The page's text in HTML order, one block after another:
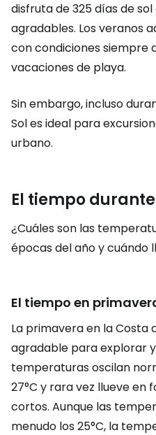
disfruta de 325 días de
agradables. Los veranos
con condiciones siempre
vacaciones de playa.
Sin embargo, incluso
Sol es ideal para
urbano.
El tiempo
¿Cuáles son las
épocas del año y cuándo
El tiempo en
La primavera en la Costa
agradable para explorar
temperaturas oscilan
27°C y rara vez llueve en
cortos. Aunque las
menudo los 25°C, la